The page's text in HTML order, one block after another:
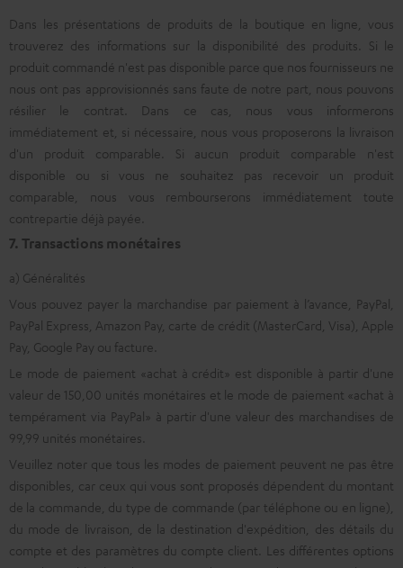
Dans les présentations de produits de la boutique en ligne, vous
trouverez des informations sur la disponibilité des produits. Si le
produit commandé n'est pas disponible parce que nos fournisseurs ne
nous ont pas approvisionnés sans faute de notre part, nous pouvons
résilier le contrat. Dans ce cas, nous vous informerons
immédiatement et, si nécessaire, nous vous proposerons la livraison
d'un produit comparable. Si aucun produit comparable n'est
disponible ou si vous ne souhaitez pas recevoir un produit
comparable, nous vous rembourserons immédiatement toute
contrepartie déjà payée.
7. Transactions monétaires
a) Généralités
Vous pouvez payer la marchandise par paiement à l’avance, PayPal,
PayPal Express, Amazon Pay, carte de crédit (MasterCard, Visa), Apple
Pay, Google Pay ou facture.
Le mode de paiement «achat à crédit» est disponible à partir d'une
valeur de 150,00 unités monétaires et le mode de paiement «achat à
tempérament via PayPal» à partir d'une valeur des marchandises de
99,99 unités monétaires.
Veuillez noter que tous les modes de paiement peuvent ne pas être
disponibles, car ceux qui vous sont proposés dépendent du montant
de la commande, du type de commande (par téléphone ou en ligne),
du mode de livraison, de la destination d'expédition, des détails du
compte et des paramètres du compte client. Les différentes options